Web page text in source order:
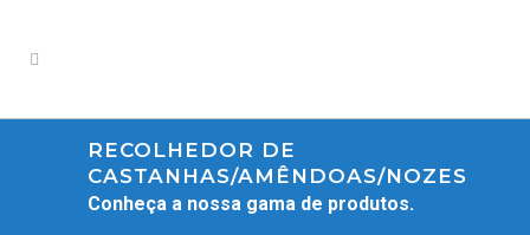
RECOLHEDOR DE
CASTANHAS/AMÊNDOAS/NOZES
Conheça a nossa gama de produtos.